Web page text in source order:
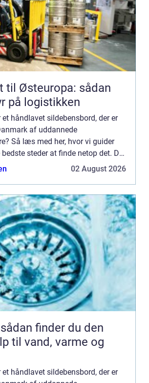
til Østeuropa: sådan
på logistikken
et håndlavet sildebensbord, der er
af uddannede
Så læs med her, hvor vi guider
steder at finde netop det. Det
at finde ud af, hvor ...02 August 2026
til vand, varme og
et håndlavet sildebensbord, der er